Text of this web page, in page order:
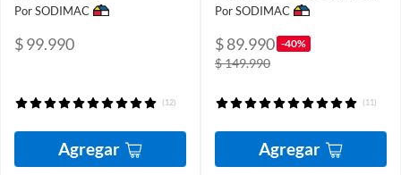
Por SODIMAC
$ 99.990
(12)
Agregar
Por SODIMAC
$ 89.990 -40%
$ 149.990
(11)
Agregar